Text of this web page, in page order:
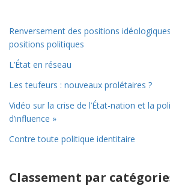
Renversement des positions
positions politiques
L’État en réseau
Les teufeurs : nouveaux prolétaires ?
Vidéo sur la crise de l’État-nation et la
d’influence »
Contre toute politique identitaire
Classement par